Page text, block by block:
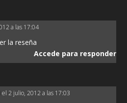
a las 17:04
la reseña
Accede para responder
el 2 julio, 2012 a las 17:03